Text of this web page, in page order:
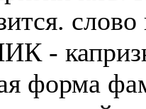
-
форма